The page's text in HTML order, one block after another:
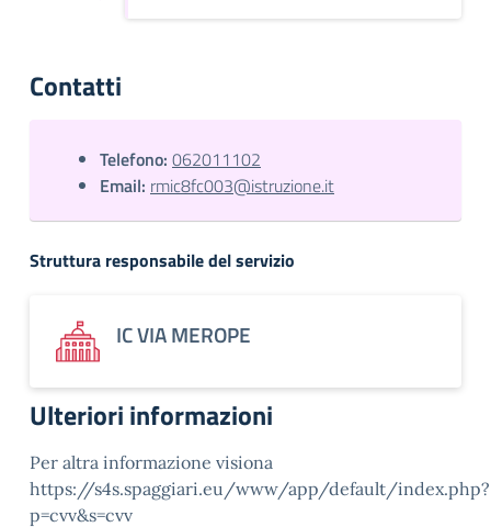
Contatti
Telefono: 062011102
Email: rmic8fc003@istruzione.it
Struttura responsabile del servizio
IC VIA MEROPE
Ulteriori informazioni
Per altra informazione visiona
https://s4s.spaggiari.eu/www/app/default/index.php?
p=cvv&s=cvv